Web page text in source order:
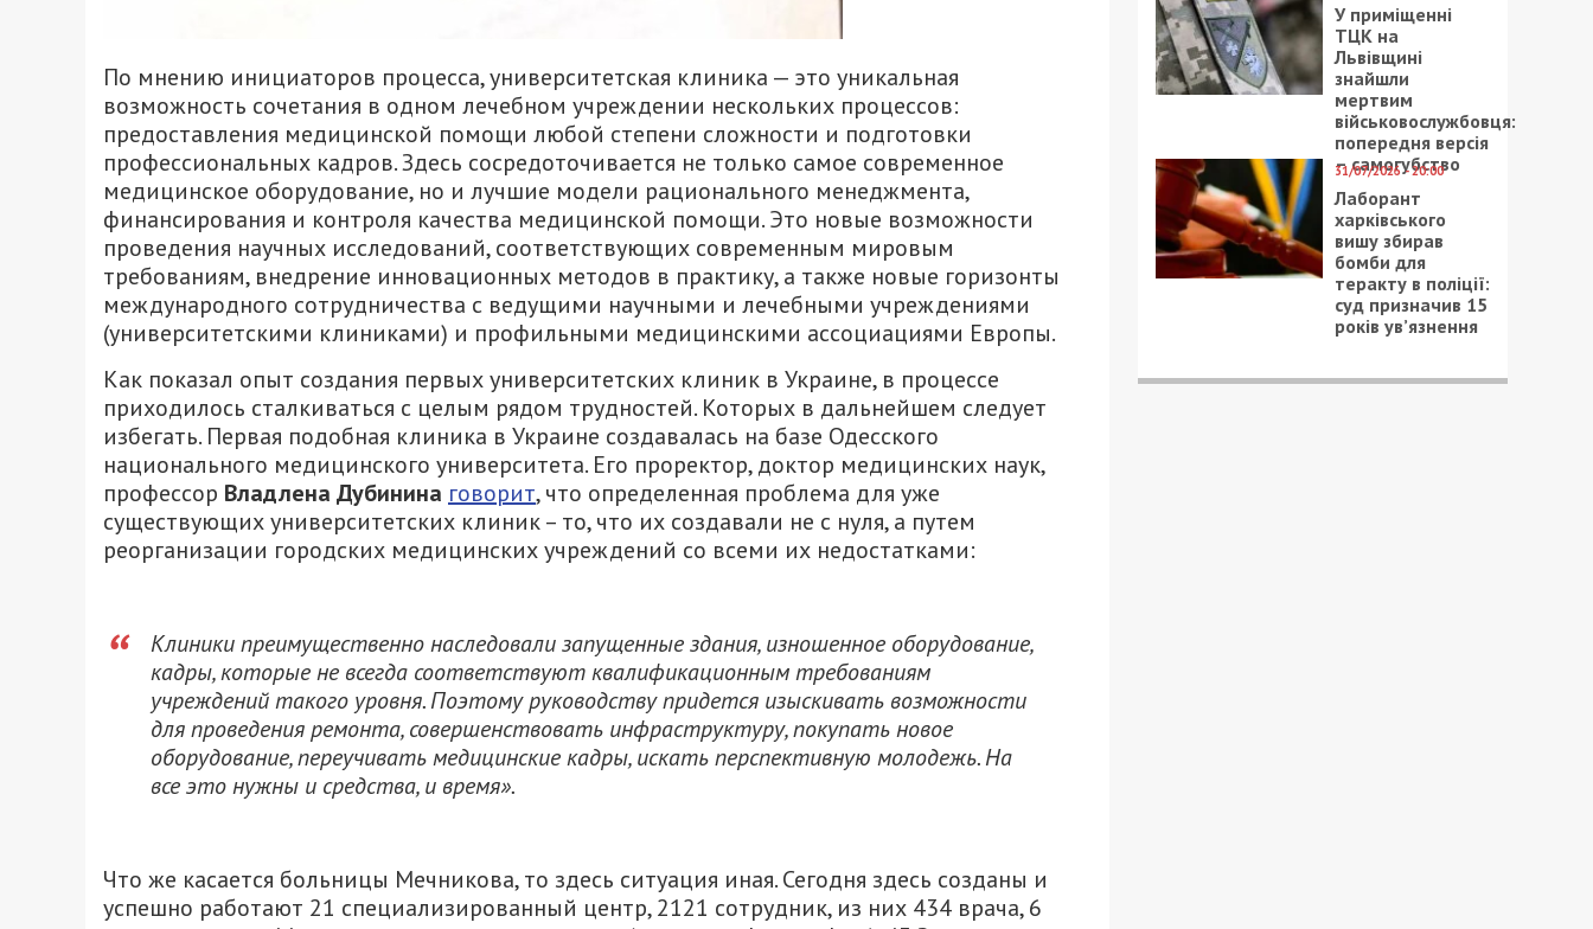
По мнению инициаторов процесса, университетская клиника — это уникальная
возможность сочетания в одном лечебном учреждении нескольких процессов:
предоставления медицинской помощи любой степени сложности и подготовки
профессиональных кадров. Здесь сосредоточивается не только самое современное
медицинское оборудование, но и лучшие модели рационального менеджмента,
финансирования и контроля качества медицинской помощи. Это новые возможности
проведения научных исследований, соответствующих современным мировым
требованиям, внедрение инновационных методов в практику, а также новые горизонты
международного сотрудничества с ведущими научными и лечебными учреждениями
(университетскими клиниками) и профильными медицинскими ассоциациями Европы.
Как показал опыт создания первых университетских клиник в Украине, в процессе
приходилось сталкиваться с целым рядом трудностей. Которых в дальнейшем следует
избегать. Первая подобная клиника в Украине создавалась на базе Одесского
национального медицинского университета. Его проректор, доктор медицинских наук,
профессор Владлена Дубинина говорит, что определенная проблема для уже
существующих университетских клиник – то, что их создавали не с нуля, а путем
реорганизации городских медицинских учреждений со всеми их недостатками:
Клиники преимущественно наследовали запущенные здания, изношенное оборудование,
кадры, которые не всегда соответствуют квалификационным требованиям
учреждений такого уровня. Поэтому руководству придется изыскивать возможности
для проведения ремонта, совершенствовать инфраструктуру, покупать новое
оборудование, переучивать медицинские кадры, искать перспективную молодежь. На
все это нужны и средства, и время».
Что же касается больницы Мечникова, то здесь ситуация иная. Сегодня здесь созданы и
успешно работают 21 специализированный центр, 2121 сотрудник, из них 434 врача, 6
У приміщенні
ТЦК на
Львівщині
знайшли
мертвим
військовослужбовця:
попередня версія
– самогубство
31/07/2026 - 20:00
Лаборант
харківського
вишу збирав
бомби для
теракту в поліції:
суд призначив 15
років ув’язнення